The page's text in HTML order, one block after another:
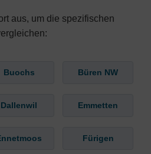
aus, um die spezifischen
Buochs Büren NW
Dallenwil Emmetten
Fürigen